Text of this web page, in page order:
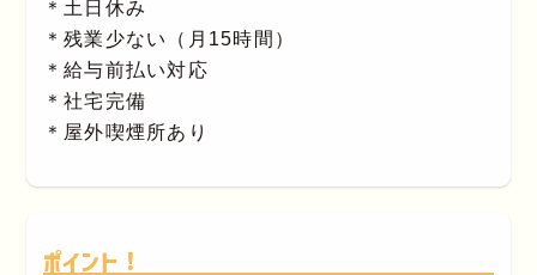
＊土日休み
＊残業少ない（月15時間）
＊給与前払い対応
＊社宅完備
＊屋外喫煙所あり
ポイント！